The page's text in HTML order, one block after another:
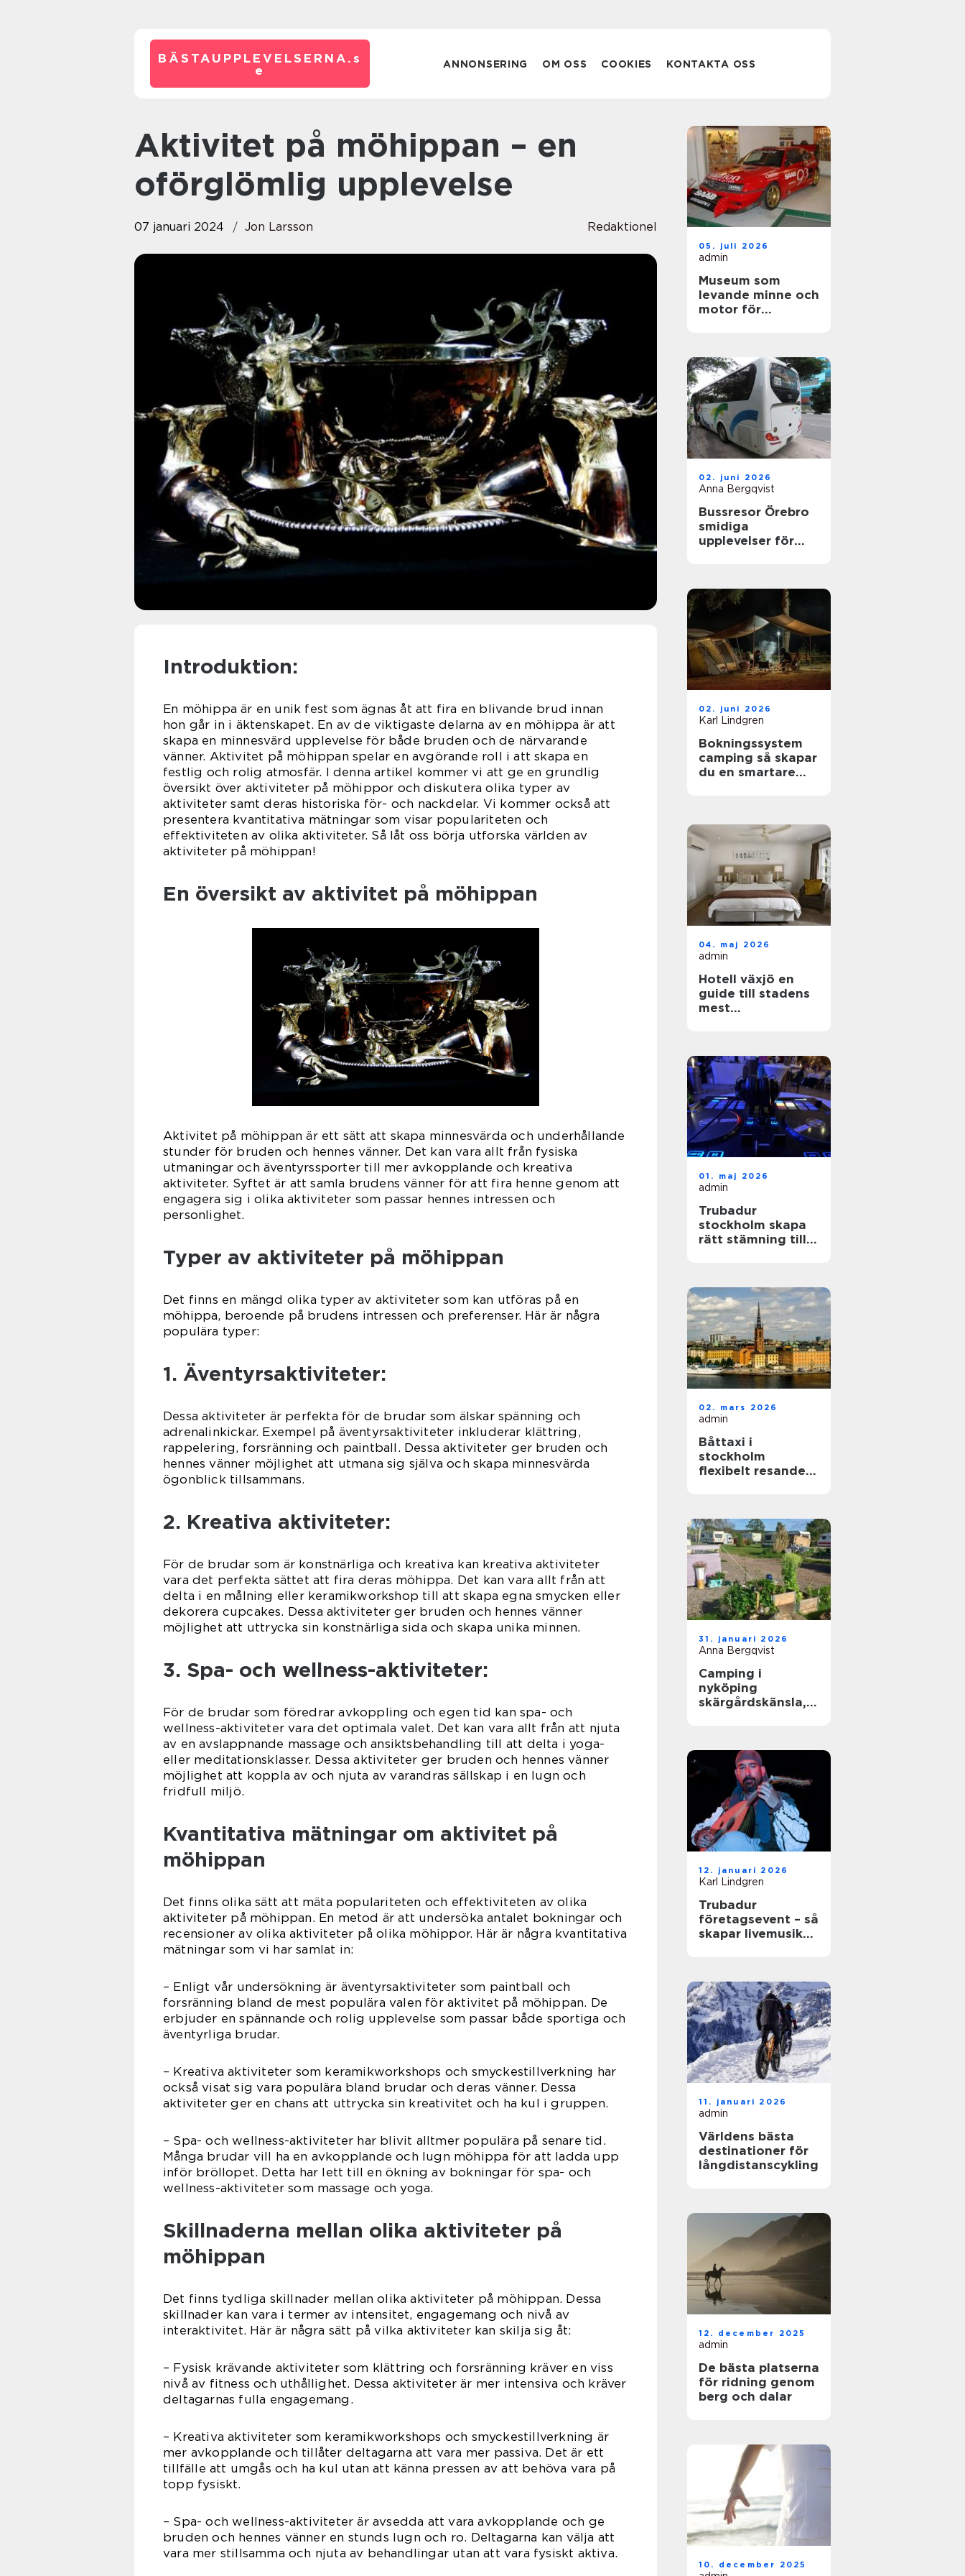
BÄSTAUPPLEVELSERNA. s
e
ANNONSERING OM OSS COOKIES KONTAKTA OSS
Aktivitet på möhippan – en
oförglömlig upplevelse
07 januari 2024 Jon Larsson Redaktionel
Introduktion:
En möhippa är en unik fest som ägnas åt att fira en blivande brud innan
hon går in i äktenskapet. En av de viktigaste delarna av en möhippa är att
skapa en minnesvärd upplevelse för både bruden och de närvarande
vänner. Aktivitet på möhippan spelar en avgörande roll i att skapa en
festlig och rolig atmosfär. I denna artikel kommer vi att ge en grundlig
översikt över aktiviteter på möhippor och diskutera olika typer av
aktiviteter samt deras historiska för- och nackdelar. Vi kommer också att
presentera kvantitativa mätningar som visar populariteten och
effektiviteten av olika aktiviteter. Så låt oss börja utforska världen av
aktiviteter på möhippan!
En översikt av aktivitet på möhippan
Aktivitet på möhippan är ett sätt att skapa minnesvärda och underhållande
stunder för bruden och hennes vänner. Det kan vara allt från fysiska
utmaningar och äventyrssporter till mer avkopplande och kreativa
aktiviteter. Syftet är att samla brudens vänner för att fira henne genom att
engagera sig i olika aktiviteter som passar hennes intressen och
personlighet.
Typer av aktiviteter på möhippan
Det finns en mängd olika typer av aktiviteter som kan utföras på en
möhippa, beroende på brudens intressen och preferenser. Här är några
populära typer:
1. Äventyrsaktiviteter:
Dessa aktiviteter är perfekta för de brudar som älskar spänning och
adrenalinkickar. Exempel på äventyrsaktiviteter inkluderar klättring,
rappelering, forsränning och paintball. Dessa aktiviteter ger bruden och
hennes vänner möjlighet att utmana sig själva och skapa minnesvärda
ögonblick tillsammans.
2. Kreativa aktiviteter:
För de brudar som är konstnärliga och kreativa kan kreativa aktiviteter
vara det perfekta sättet att fira deras möhippa. Det kan vara allt från att
delta i en målning eller keramikworkshop till att skapa egna smycken eller
dekorera cupcakes. Dessa aktiviteter ger bruden och hennes vänner
möjlighet att uttrycka sin konstnärliga sida och skapa unika minnen.
3. Spa- och wellness-aktiviteter:
För de brudar som föredrar avkoppling och egen tid kan spa- och
wellness-aktiviteter vara det optimala valet. Det kan vara allt från att njuta
av en avslappnande massage och ansiktsbehandling till att delta i yoga-
eller meditationsklasser. Dessa aktiviteter ger bruden och hennes vänner
möjlighet att koppla av och njuta av varandras sällskap i en lugn och
fridfull miljö.
Kvantitativa mätningar om aktivitet på
möhippan
Det finns olika sätt att mäta populariteten och effektiviteten av olika
aktiviteter på möhippan. En metod är att undersöka antalet bokningar och
recensioner av olika aktiviteter på olika möhippor. Här är några kvantitativa
mätningar som vi har samlat in:
– Enligt vår undersökning är äventyrsaktiviteter som paintball och
forsränning bland de mest populära valen för aktivitet på möhippan. De
erbjuder en spännande och rolig upplevelse som passar både sportiga och
äventyrliga brudar.
– Kreativa aktiviteter som keramikworkshops och smyckestillverkning har
också visat sig vara populära bland brudar och deras vänner. Dessa
aktiviteter ger en chans att uttrycka sin kreativitet och ha kul i gruppen.
– Spa- och wellness-aktiviteter har blivit alltmer populära på senare tid.
Många brudar vill ha en avkopplande och lugn möhippa för att ladda upp
inför bröllopet. Detta har lett till en ökning av bokningar för spa- och
wellness-aktiviteter som massage och yoga.
Skillnaderna mellan olika aktiviteter på
möhippan
Det finns tydliga skillnader mellan olika aktiviteter på möhippan. Dessa
skillnader kan vara i termer av intensitet, engagemang och nivå av
interaktivitet. Här är några sätt på vilka aktiviteter kan skilja sig åt:
– Fysisk krävande aktiviteter som klättring och forsränning kräver en viss
nivå av fitness och uthållighet. Dessa aktiviteter är mer intensiva och kräver
deltagarnas fulla engagemang.
– Kreativa aktiviteter som keramikworkshops och smyckestillverkning är
mer avkopplande och tillåter deltagarna att vara mer passiva. Det är ett
tillfälle att umgås och ha kul utan att känna pressen av att behöva vara på
topp fysiskt.
– Spa- och wellness-aktiviteter är avsedda att vara avkopplande och ge
bruden och hennes vänner en stunds lugn och ro. Deltagarna kan välja att
vara mer stillsamma och njuta av behandlingar utan att vara fysiskt aktiva.
05. juli 2026
admin
Museum som
levande minne och
motor för
02. juni 2026
Anna Bergqvist
Bussresor Örebro
smidiga
upplevelser för
02. juni 2026
Karl Lindgren
Bokningssystem
camping så skapar
du en smartare
04. maj 2026
admin
Hotell växjö en
guide till stadens
mest
01. maj 2026
admin
Trubadur
stockholm skapa
rätt stämning till
02. mars 2026
admin
Båttaxi i
stockholm
flexibelt resande i
31. januari 2026
Anna Bergqvist
Camping i
nyköping
skärgårdskänsla,
12. januari 2026
Karl Lindgren
Trubadur
företagsevent – så
skapar livemusik
11. januari 2026
admin
Världens bästa
destinationer för
långdistanscykling
12. december 2025
admin
De bästa platserna
för ridning genom
berg och dalar
10. december 2025